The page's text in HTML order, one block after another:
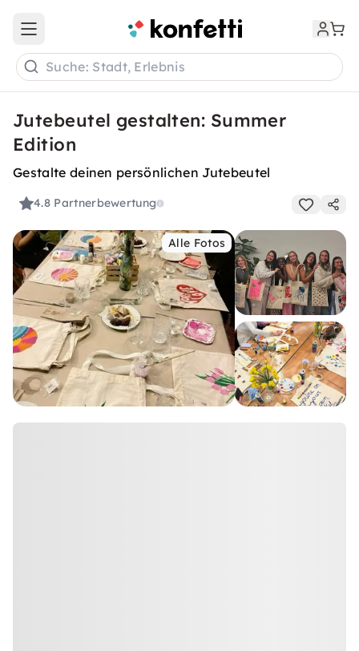
Open main menu
Suche: Stadt, Erlebnis
Jutebeutel gestalten: Summer
Edition
Gestalte deinen persönlichen Jutebeutel
4.8 Partnerbewertung
Alle Fotos